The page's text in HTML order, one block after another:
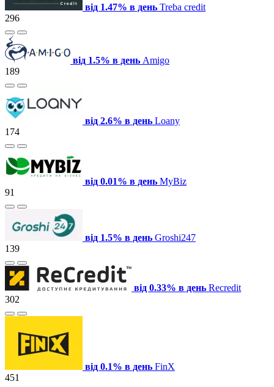
від 1.47% в день Treba credit
296
від 1.5% в день Amigo
189
від 2.6% в день Loany
174
від 0.01% в день MyBiz
91
від 1.5% в день Groshi247
139
від 0.33% в день Recredit
302
від 0.1% в день FinX
451